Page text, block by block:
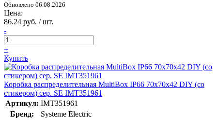
Обновлено 06.08.2026
Цена:
86.24 руб. / шт.
-
+
Купить
Коробка распределительная MultiBox IP66 70х70х42 DIY (со
стикером) сер. SE IMT351961
Артикул: IMT351961
Бренд:
Systeme Electric